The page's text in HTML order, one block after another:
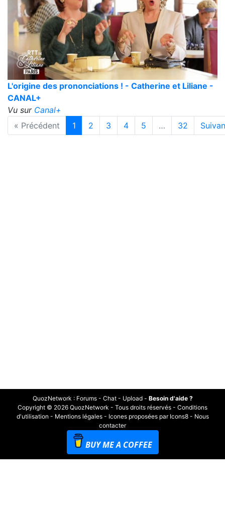
L'origine des prononciations ! - Catherine et Liliane -
CANAL+
Vu sur Canal+
« Précédent
1 2 3 4 5 … 32
QuozNetwork : Forums- Chat- Upload- Besoin d'aide ?
Copyright © 2026 QuozNetwork - Tous droits réservés - Conditions
d'utilisation - Mentions légales- Icones proposées par Icons8- Nous
contacter
BUY ME A COFFEE